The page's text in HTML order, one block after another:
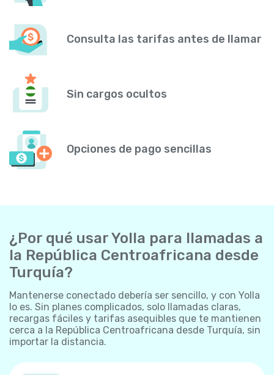
Consulta las tarifas antes de llamar
Sin cargos ocultos
Opciones de pago sencillas
¿Por qué usar Yolla para llamadas a
la República Centroafricana desde
Turquía?
Mantenerse conectado debería ser sencillo, y con Yolla
lo es. Sin planes complicados, solo llamadas claras,
recargas fáciles y tarifas asequibles que te mantienen
cerca a la República Centroafricana desde Turquía, sin
importar la distancia.